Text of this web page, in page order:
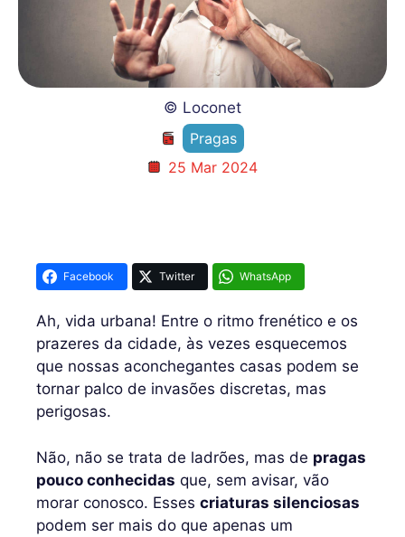
© Loconet
Pragas
25 Mar 2024
Facebook Twitter WhatsApp
Ah, vida urbana! Entre o ritmo frenético e os
prazeres da cidade, às vezes esquecemos
que nossas aconchegantes casas podem se
tornar palco de invasões discretas, mas
perigosas.
Não, não se trata de ladrões, mas de pragas
pouco conhecidas que, sem avisar, vão
morar conosco. Esses criaturas silenciosas
podem ser mais do que apenas um